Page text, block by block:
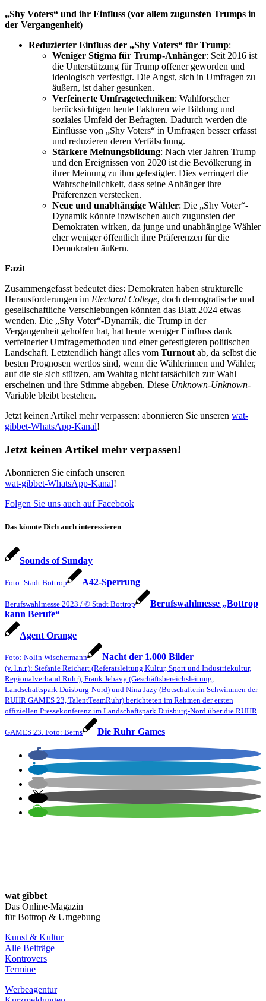
„Shy Voters“ und ihr Einfluss (vor allem zugunsten Trumps in
der Vergangenheit)
Reduzierter Einfluss der „Shy Voters“ für Trump:
Weniger Stigma für Trump-Anhänger: Seit 2016 ist
die Unterstützung für Trump offener geworden und
ideologisch verfestigt. Die Angst, sich in Umfragen zu
äußern, ist daher gesunken.
Verfeinerte Umfragetechniken: Wahlforscher
berücksichtigen heute Faktoren wie Bildung und
soziales Umfeld der Befragten. Dadurch werden die
Einflüsse von „Shy Voters“ in Umfragen besser erfasst
und reduzieren deren Verfälschung.
Stärkere Meinungsbildung: Nach vier Jahren Trump
und den Ereignissen von 2020 ist die Bevölkerung in
ihrer Meinung zu ihm gefestigter. Dies verringert die
Wahrscheinlichkeit, dass seine Anhänger ihre
Präferenzen verstecken.
Neue und unabhängige Wähler: Die „Shy Voter“-
Dynamik könnte inzwischen auch zugunsten der
Demokraten wirken, da junge und unabhängige Wähler
eher weniger öffentlich ihre Präferenzen für die
Demokraten äußern.
Fazit
Zusammengefasst bedeutet dies: Demokraten haben strukturelle
Herausforderungen im Electoral College, doch demografische und
gesellschaftliche Verschiebungen könnten das Blatt 2024 etwas
wenden. Die „Shy Voter“-Dynamik, die Trump in der
Vergangenheit geholfen hat, hat heute weniger Einfluss dank
verfeinerter Umfragemethoden und einer gefestigteren politischen
Landschaft. Letztendlich hängt alles vom Turnoutab, da selbst die
besten Prognosen wertlos sind, wenn die Wählerinnen und Wähler,
auf die sie sich stützen, am Wahltag nicht tatsächlich zur Wahl
erscheinen und ihre Stimme abgeben. Diese Unknown-Unknown-
Variable bleibt bestehen.
Jetzt keinen Artikel mehr verpassen: abonnieren Sie unseren wat-
gibbet-WhatsApp-Kanal!
Jetzt keinen Artikel mehr verpassen!
Abonnieren Sie einfach unseren
wat-gibbet-WhatsApp-Kanal!
Folgen Sie uns auch auf Facebook
Das könnte Dich auch interessieren
Sounds of Sunday
Foto: Stadt Bottrop A42-Sperrung
Berufswahlmesse 2023 / © Stadt Bottrop
Berufswahlmesse „Bottrop
kann Berufe“
Agent Orange
Foto: Nolin Wischermann Nacht der 1.000 Bilder
(v. l.n.r.): Stefanie Reichart (Referatsleitung Kultur, Sport und Industriekultur,
Regionalverband Ruhr), Frank Jebavy (Geschäftsbereichsleitung,
Landschaftspark Duisburg-Nord) und Nina Jazy (Botschafterin Schwimmen der
RUHR GAMES 23, TalentTeamRuhr) berichteten im Rahmen der ersten
offiziellen Pressekonferenz im Landschaftspark Duisburg-Nord über die RUHR
GAMES 23. Foto: Berns Die Ruhr Games
wat gibbet
Das Online-Magazin
für Bottrop & Umgebung
Kunst & Kultur
Alle Beiträge
Kontrovers
Termine
Werbeagentur